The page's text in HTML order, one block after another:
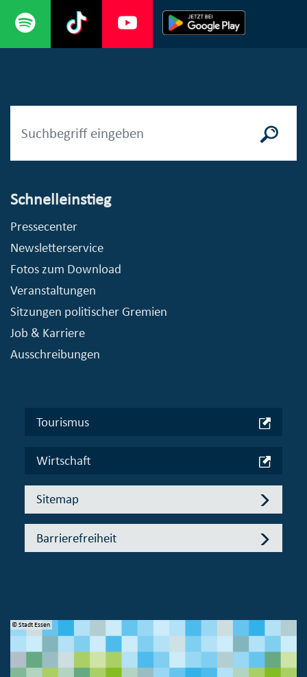
Schnelleinstieg
Pressecenter
Newsletterservice
Fotos zum Download
Veranstaltungen
Sitzungen politischer Gremien
Job & Karriere
Ausschreibungen
Tourismus
Wirtschaft
Sitemap
Barrierefreiheit
© Stadt Essen